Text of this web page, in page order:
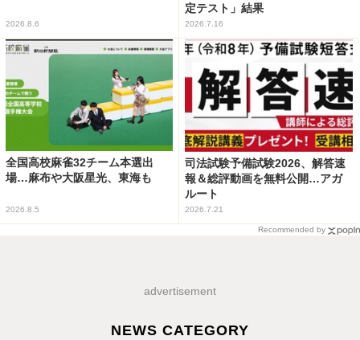
2026.8.6
定テスト」結果
2026.7.16
全国高校麻雀32チーム本選出
場…麻布や大阪星光、東海も
2026.8.5
司法試験予備試験2026、解答速
報＆総評動画を無料公開…アガ
ルート
2026.7.21
Recommended by
advertisement
NEWS CATEGORY